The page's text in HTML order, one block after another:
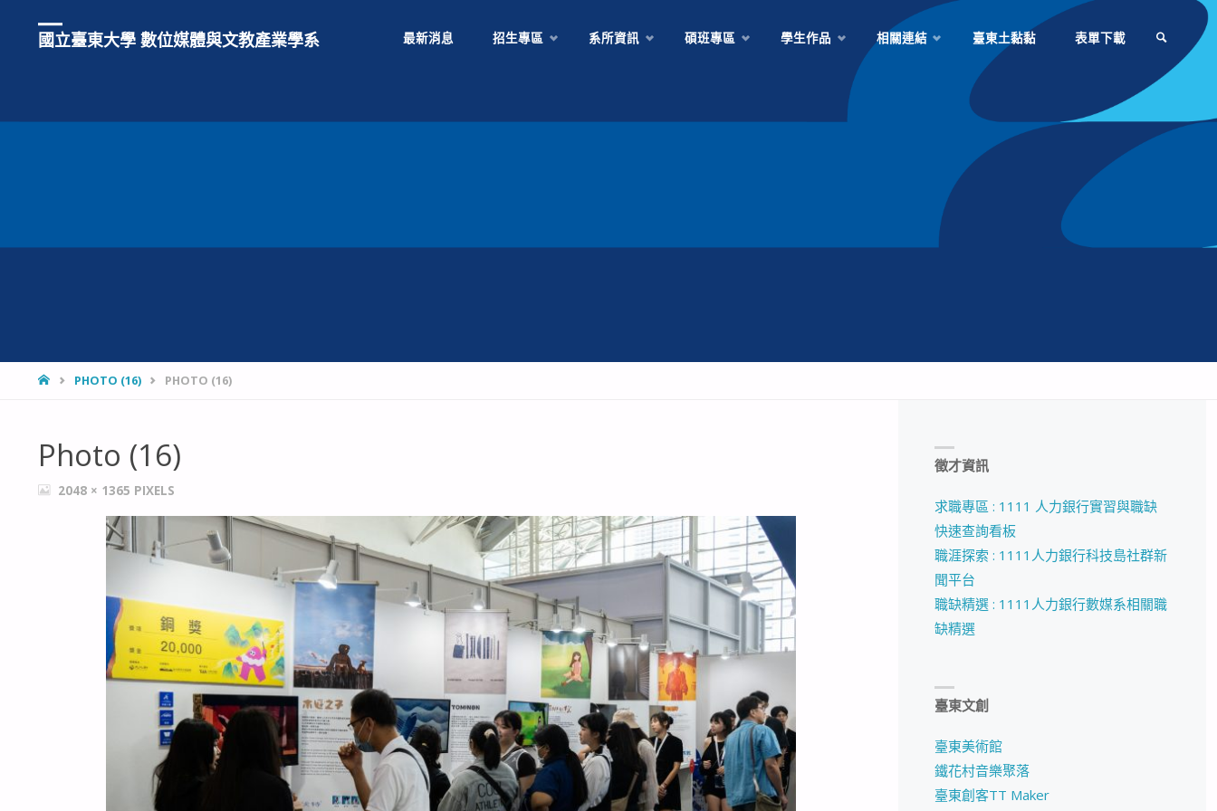
國立臺東大學 數位媒體與文教產業學系 最新消息 招生專區 系所資訊 碩班專區 學生作品 相關連結 臺東土黏黏 表單下載
HOMEPHOTO (16) PHOTO (16)
Photo (16)
FULL2048 × 1365 PIXELS
徵才資訊
求職專區 : 1111 人力銀行實習與職缺
快速查詢看板
職涯探索 : 1111人力銀行科技島社群新
聞平台
職缺精選 : 1111人力銀行數媒系相關職
缺精選
臺東文創
臺東美術館
鐵花村音樂聚落
臺東創客TT Maker